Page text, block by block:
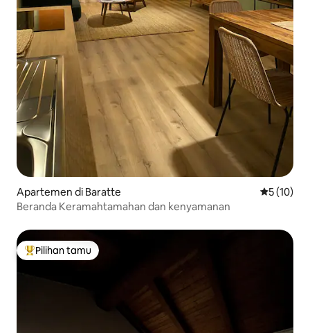
Apartemen di Baratte Nilai rata-
5 (10)
Beranda Keramahtamahan dan kenyamanan
Pilihan tamu terpopuler
Pilihan tamu